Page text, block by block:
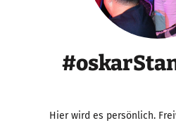
Hier wird es persönlich.